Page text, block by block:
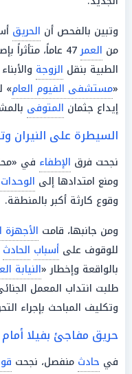
وتبين بالفحص أن الحريق
من العمر
47 عاماً،
الطبية بنقل الزوجة
«مستشفى الفيوم العام»
إيداع جثمان المتوفى
السيطرة على النيران
نجحت فرق الإطفاء في
ومنع امتدادها إلى
وقوع كارثة أكبر بالمنطقة.
ومن جانبها، قامت الأجهزة
للوقوف على أسباب الحادث
بالواقعة وإخطار «النيابة
طلبت انتداب المعمل
وتكليف المباحث بإجراء
حريق مفاجئ بفيلا
في حادث منفصل، نجحت